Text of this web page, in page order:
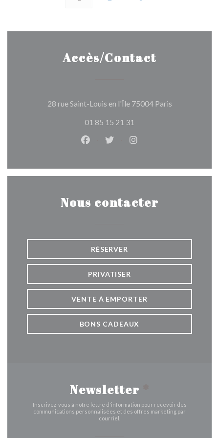
Accès/Contact
28 rue Saint-Louis en l'Île 75004 Paris((ouvre une
01 85 15 21 31
Facebook ((ouvre une nouvelle
Twitter ((ouvre une
Instagram ((ouvre
Nous contacter
RÉSERVER
PRIVATISER
VENTE À EMPORTER
BONS CADEAUX
Newsletter
Inscrivez-vous à notre lettre d'information pour recevoir des
communications personnalisées et des offres marketing par
courriel.